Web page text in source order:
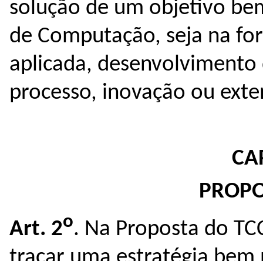
solução de um objetivo
de Computação, seja na
aplicada,
processo, inovação ou
Art. 2o. Na Proposta do